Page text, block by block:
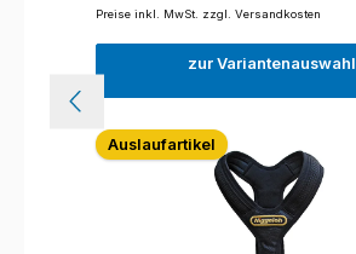
Preise inkl. MwSt. zzgl. Versandkosten
zur Variantenauswahl
Auslaufartikel